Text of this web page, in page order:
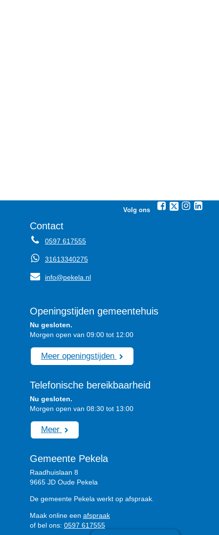
Volg ons
Contact
0597 617555
31613340275
info@pekela.nl
Openingstijden gemeentehuis
Nu gesloten.
Morgen open van 09:00 tot 12:00
Meer openingstijden
Telefonische bereikbaarheid
Nu gesloten.
Morgen open van 08:30 tot 13:00
Meer
Gemeente Pekela
Raadhuislaan 8
9665 JD Oude Pekela
De gemeente Pekela werkt op afspraak.
Maak online een afspraak
of bel ons: 0597 617555